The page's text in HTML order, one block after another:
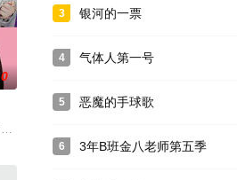
任务时遭遇队友的离奇死
不倫に悩む弱小出版社の編集者?菊池いづ
3 银河的一票
4 气体人第一号
5 恶魔的手球歌
6 3年B班金八老师第五季